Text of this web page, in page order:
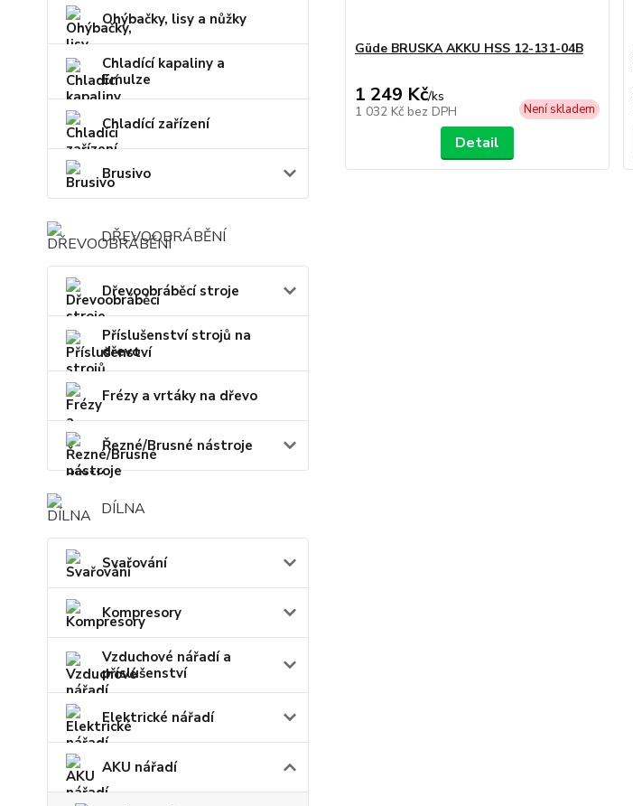
Ohýbačky, lisy a nůžky
Chladící kapaliny a
Emulze
Chladící zařízení
Brusivo
DŘEVOOBRÁBĚNÍ
Dřevoobráběcí stroje
Příslušenství strojů na
dřevo
Frézy a vrtáky na dřevo
Řezné/Brusné nástroje
DÍLNA
Svařování
Kompresory
Vzduchové nářadí a
příslušenství
Elektrické nářadí
AKU nářadí
Güde BRUSKA AKKU HSS 12-131-04B
1 249 Kč/ks
1 032 Kč bez DPH Není skladem
Detail